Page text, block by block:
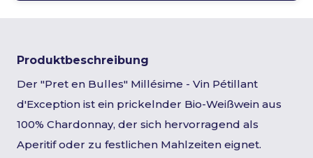
Produktbeschreibung
Der "Pret en Bulles" Millésime - Vin Pétillant
d'Exception ist ein prickelnder Bio-Weißwein aus
100% Chardonnay, der sich hervorragend als
Aperitif oder zu festlichen Mahlzeiten eignet.